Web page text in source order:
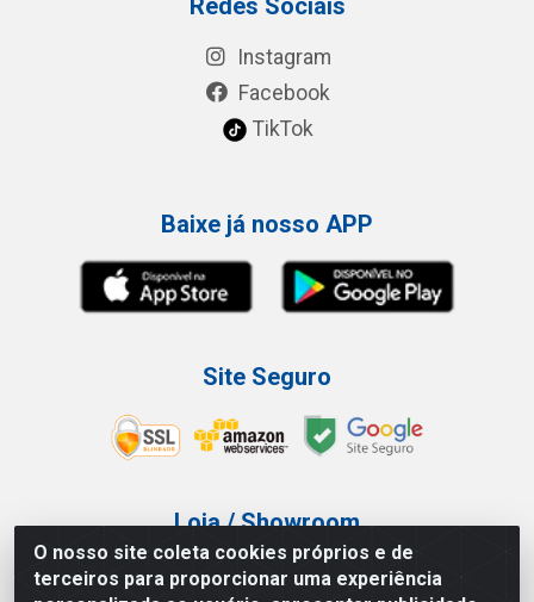
O nosso site coleta cookies próprios e de
terceiros para proporcionar uma experiência
Instagram
Facebook
TikTok
Baixe já nosso APP
Site Seguro
Loja / Showroom
Tel.: (11) 3227-0546